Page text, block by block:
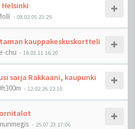
Helsinki
- 08.02.05 23:29
kauppakeskuskortteli
chu - 18.03.11 16:20
sarja Rakkaani, kaupunki
- 12.02.26 22:10
- 25.07.23 17:06